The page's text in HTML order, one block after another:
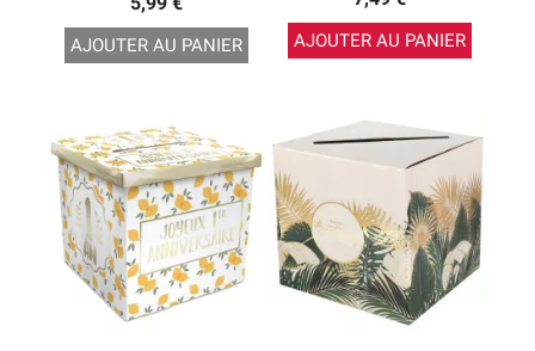
AJOUTER AU PANIER AJOUTER AU PANIER